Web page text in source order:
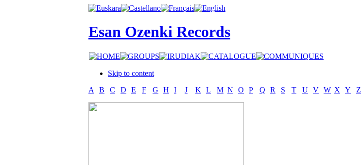
Esan Ozenki Records
Skip to content
A
B C D E F G H I J K L M N O P Q R S T U V W X Y Z